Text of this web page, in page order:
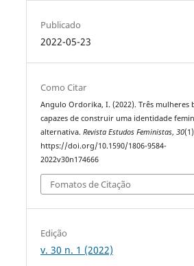
Publicado
2022-05-23
Como Citar
Angulo Ordorika, I. (2022). Três mulheres
capazes de construir uma identidade
alternativa.Revista Estudos Feministas,30
https://doi.org/10.1590/1806-9584-
2022v30n174666
Fomatos de Citação
Edição
v. 30 n. 1 (2022)